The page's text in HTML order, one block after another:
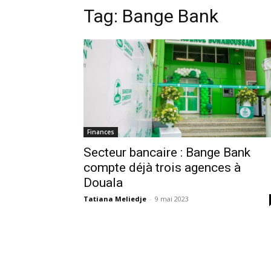
Tag: Bange Bank
Finances
Secteur bancaire : Bange Bank
compte déjà trois agences à
Douala
Tatiana Meliedje - 9 mai 2023